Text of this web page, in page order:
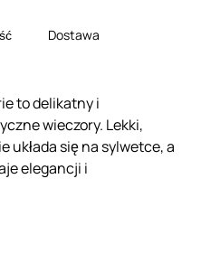
Dostawa
to delikatny i
wieczory. Lekki,
układa się na sylwetce, a
elegancji i